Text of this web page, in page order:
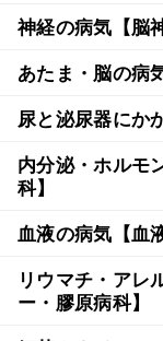
神経の病気【脳
あたま・脳の病
尿と泌尿器にか
内分泌・ホルモ
科】
血液の病気【血
リウマチ・アレ
ー・膠原病科】